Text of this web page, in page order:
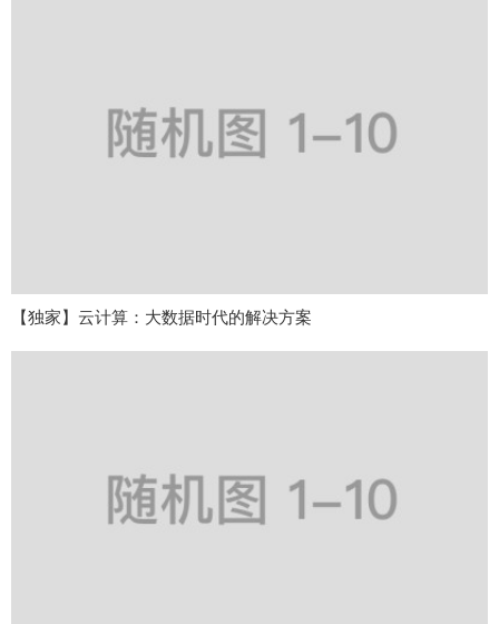
【独家】云计算：大数据时代的解决方案